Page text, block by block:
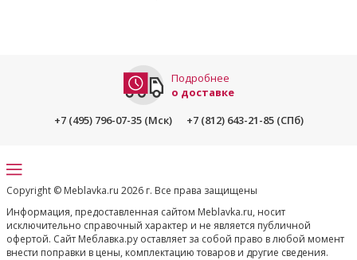
Подробнее
о доставке
+7 (495) 796-07-35 (Мск)
+7 (812) 643-21-85 (СПб)
Copyright © Meblavka.ru 2026 г. Все права защищены
Информация, предоставленная сайтом Meblavka.ru, носит
исключительно справочный характер и не является публичной
офертой. Сайт Меблавка.ру оставляет за собой право в любой момент
внести поправки в цены, комплектацию товаров и другие сведения.